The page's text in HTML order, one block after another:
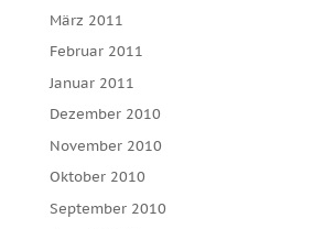
März 2011
Februar 2011
Januar 2011
Dezember 2010
November 2010
Oktober 2010
September 2010